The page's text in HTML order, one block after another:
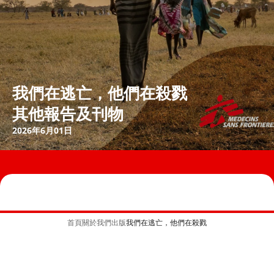
我們在逃亡，他們在殺戮
其他報告及刊物
2026年6月01日
首頁關於我們出版我們在逃亡，他們在殺戮